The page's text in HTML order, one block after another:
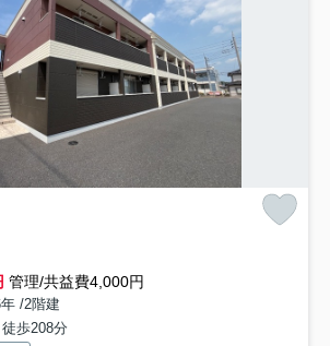
管理/共益費4,000円
/2階建
歩208分